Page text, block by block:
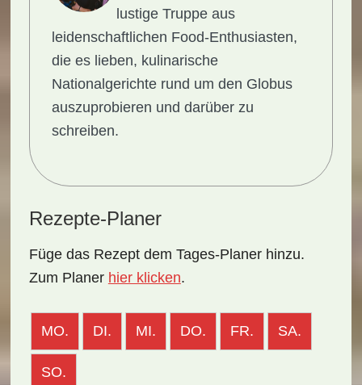
lustige Truppe aus
leidenschaftlichen Food-Enthusiasten,
die es lieben, kulinarische
Nationalgerichte rund um den Globus
auszuprobieren und darüber zu
schreiben.
Rezepte-Planer
Füge das Rezept dem Tages-Planer hinzu.
Zum Planer hier klicken.
MO. DI. MI. DO. FR. SA.
SO.